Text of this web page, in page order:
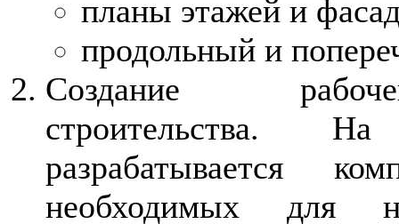
планы этажей и
продольный и
Создание
строительства.
разрабатывается
необходимых для